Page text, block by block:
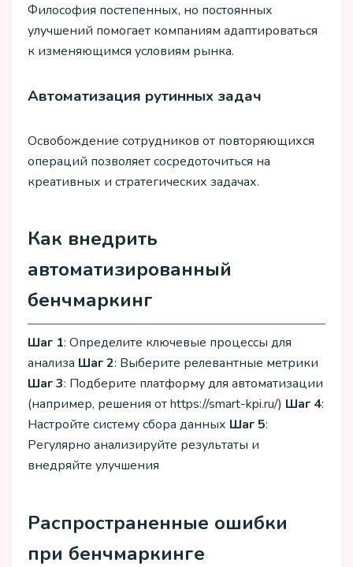
Философия постепенных, но постоянных
улучшений помогает компаниям адаптироваться
к изменяющимся условиям рынка.
Автоматизация рутинных задач
Освобождение сотрудников от повторяющихся
операций позволяет сосредоточиться на
креативных и стратегических задачах.
Как внедрить
автоматизированный
бенчмаркинг
Шаг 1: Определите ключевые процессы для
анализа Шаг 2: Выберите релевантные метрики
Шаг 3: Подберите платформу для автоматизации
(например, решения от https://smart-kpi.ru/) Шаг 4:
Настройте систему сбора данных Шаг 5:
Регулярно анализируйте результаты и
внедряйте улучшения
Распространенные ошибки
при бенчмаркинге